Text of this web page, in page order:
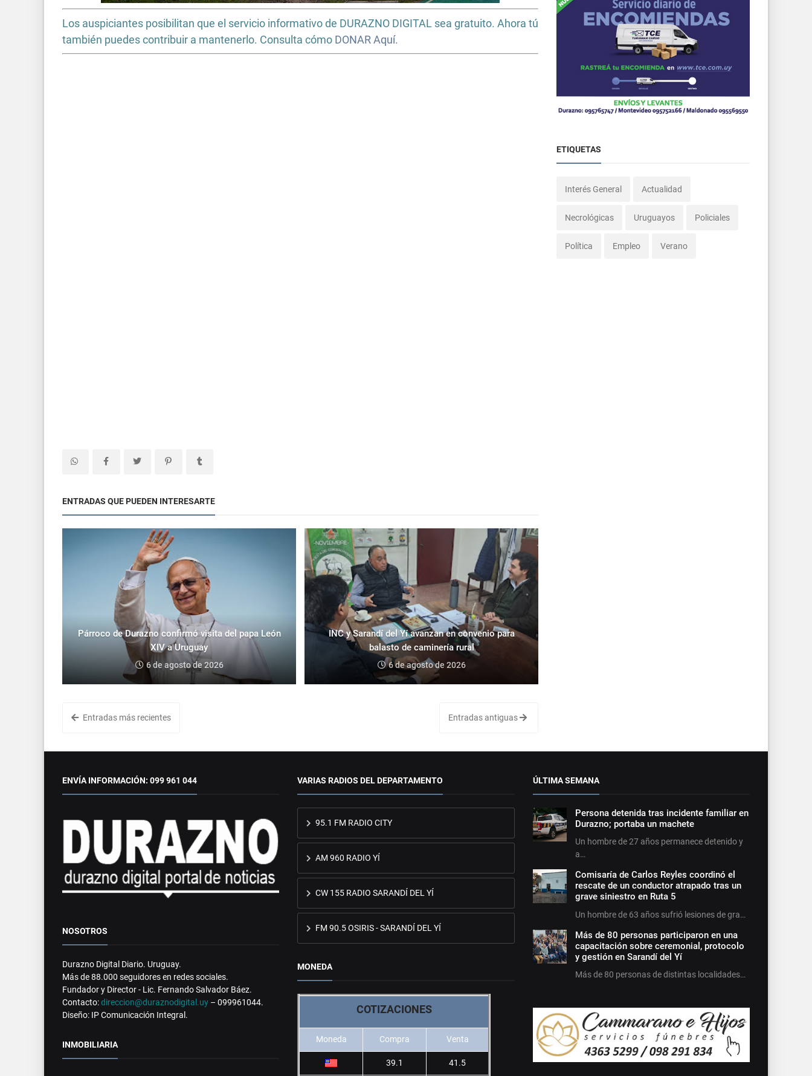
Los auspiciantes posibilitan que el servicio informativo de DURAZNO DIGITAL sea gratuito. Ahora tú
también puedes contribuir a mantenerlo. Consulta cómo DONAR Aquí.
ENTRADAS QUE PUEDEN INTERESARTE
Párroco de Durazno confirmó visita del papa León
XIV a Uruguay
6 de agosto de 2026
INC y Sarandí del Yí avanzan en convenio para
balasto de caminería rural
6 de agosto de 2026
Entradas más recientes Entradas antiguas
ETIQUETAS
Interés General Actualidad
Necrológicas Uruguayos Policiales
Política Empleo Verano
ENVÍA INFORMACIÓN: 099 961 044
NOSOTROS
Durazno Digital Diario. Uruguay.
Más de 88.000 seguidores en redes sociales.
Fundador y Director - Lic. Fernando Salvador Báez.
Contacto:direccion@duraznodigital.uy – 099961044.
Diseño: IP Comunicación Integral.
INMOBILIARIA
VARIAS RADIOS DEL DEPARTAMENTO
95.1 FM RADIO CITY
AM 960 RADIO YÍ
CW 155 RADIO SARANDÍ DEL YÍ
FM 90.5 OSIRIS - SARANDÍ DEL YÍ
MONEDA
COTIZACIONES
Moneda Compra Venta
39.1 41.5
ÚLTIMA SEMANA
Persona detenida tras incidente familiar en
Durazno; portaba un machete
Un hombre de 27 años permanece detenido y
a…
Comisaría de Carlos Reyles coordinó el
rescate de un conductor atrapado tras un
grave siniestro en Ruta 5
Un hombre de 63 años sufrió lesiones de gra…
Más de 80 personas participaron en una
capacitación sobre ceremonial, protocolo
y gestión en Sarandí del Yí
Más de 80 personas de distintas localidades…